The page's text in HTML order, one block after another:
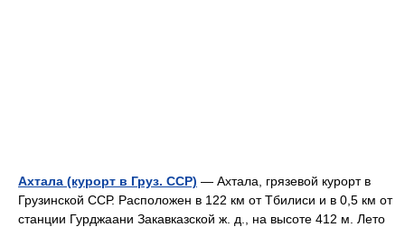
Ахтала (курорт в Груз. ССР) — Ахтала, грязевой курорт в
Грузинской ССР. Расположен в 122 км от Тбилиси и в 0,5 км от
станции Гурджаани Закавказской ж. д., на высоте 412 м. Лето